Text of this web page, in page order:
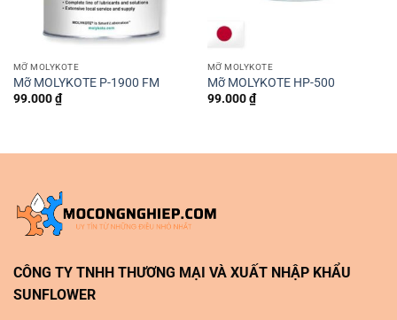
MỠ MOLYKOTE
Mỡ MOLYKOTE P-1900 FM
99.000₫
MỠ MOLYKOTE
Mỡ MOLYKOTE HP-500
99.000₫
CÔNG TY TNHH THƯƠNG MẠI VÀ XUẤT NHẬP KHẨU
SUNFLOWER